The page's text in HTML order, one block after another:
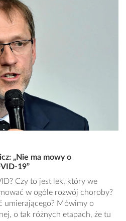
„Nie ma mowy o
19”
Czy to jest lek, który we
w ogóle rozwój choroby?
umierającego? Mówimy o
o tak różnych etapach, że tu